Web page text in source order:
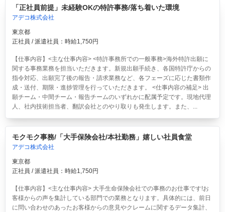
「正社員前提」未経験OKの特許事務/落ち着いた環境
アデコ株式会社
東京都
正社員 / 派遣社員：時給1,750円
【仕事内容】<主な仕事内容> <特許事務所での一般事務>海外特許出願に
関する事務業務を担当いただきます。新規出願手続き、各国特許庁からの
指令対応、出願完了後の報告・請求業務など、各フェーズに応じた書類作
成・送付、期限・進捗管理を行っていただきます。 <仕事内容の補足> 出
願チーム・中間チーム・報告チームのいずれかに配属予定です。現地代理
人、社内技術担当者、翻訳会社とのやり取りも発生します。また、...
モクモク事務/「大手保険会社/本社勤務」嬉しい社員食堂
アデコ株式会社
東京都
正社員 / 派遣社員：時給1,750円
【仕事内容】<主な仕事内容> 大手生命保険会社での事務のお仕事です!お
客様からの声を集計している部門での業務となります。具体的には、前日
に問い合わせのあったお客様からの意見やクレームに関するデータ集計、